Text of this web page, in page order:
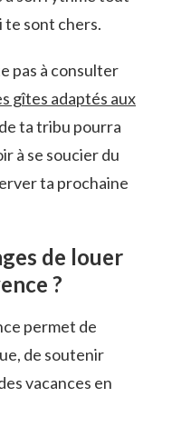
te sont chers.
pas à consulter
gîtes adaptés aux
ta tribu pourra
à se soucier du
ta prochaine
de louer
?
permet de
de soutenir
vacances en